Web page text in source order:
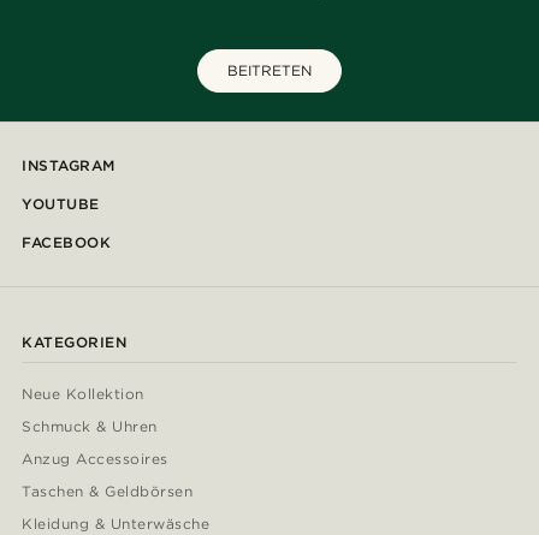
BEITRETEN
INSTAGRAM
YOUTUBE
FACEBOOK
KATEGORIEN
Neue Kollektion
Schmuck & Uhren
Anzug Accessoires
Taschen & Geldbörsen
Kleidung & Unterwäsche